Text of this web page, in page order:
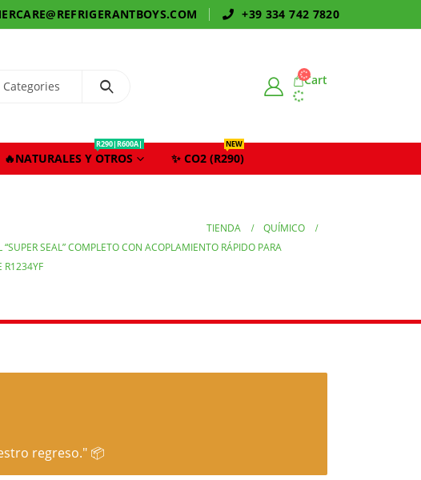
+39 334 742 7820
Cart
🔥NATURALES Y OTROS
R290|R600A|
✨ CO2 (R290)
NEW
TIENDA
QUÍMICO
SEAL” COMPLETO CON ACOPLAMIENTO RÁPIDO PARA
R1234YF
regreso." 📦